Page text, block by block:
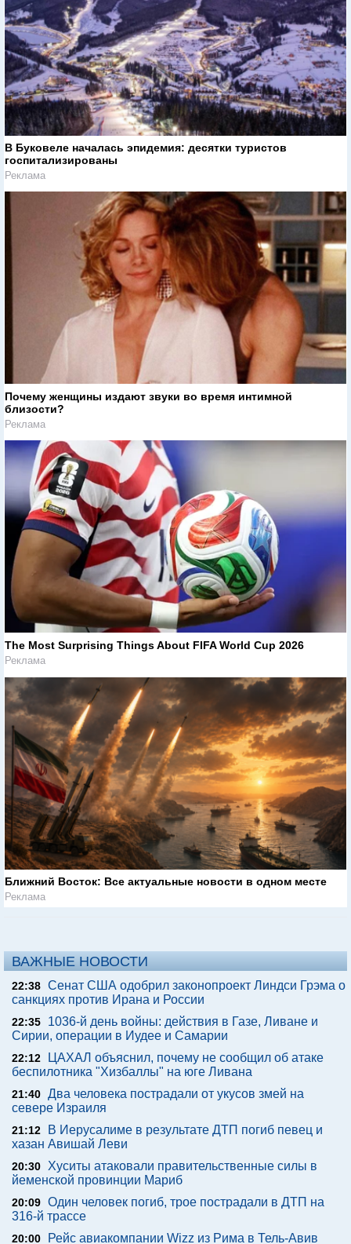
В Буковеле началась эпидемия: десятки туристов
госпитализированы
Реклама
Почему женщины издают звуки во время интимной
близости?
Реклама
The Most Surprising Things About FIFA World Cup 2026
Реклама
Ближний Восток: Все актуальные новости в одном месте
Реклама
ВАЖНЫЕ НОВОСТИ
22:38 Сенат США одобрил законопроект Линдси Грэма о
санкциях против Ирана и России
22:35
1036-й день войны: действия в Газе, Ливане и
Сирии, операции в Иудее и Самарии
22:12
ЦАХАЛ объяснил, почему не сообщил об атаке
беспилотника "Хизбаллы" на юге Ливана
21:40 Два человека пострадали от укусов змей на
севере Израиля
21:12
В Иерусалиме в результате ДТП погиб певец и
хазан Авишай Леви
20:30 Хуситы атаковали правительственные силы в
йеменской провинции Мариб
20:09 Один человек погиб, трое пострадали в ДТП на
316-й трассе
20:00 Рейс авиакомпании Wizz из Рима в Тель-Авив